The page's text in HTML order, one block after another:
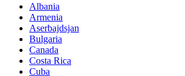
Albania
Armenia
Aserbajdsjan
Bulgaria
Canada
Costa Rica
Cuba